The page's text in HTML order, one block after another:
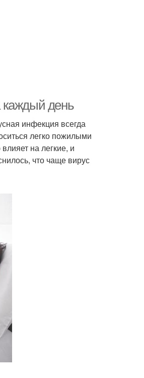
каждый день
инфекция всегда
легко пожилыми
на легкие, и
что чаще вирус